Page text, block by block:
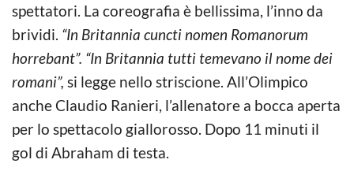
spettatori. La coreografia è bellissima, l’inno da
brividi. “In Britannia cuncti nomen Romanorum
horrebant”. “In Britannia tutti temevano il nome dei
romani”, si legge nello striscione. All’Olimpico
anche Claudio Ranieri, l’allenatore a bocca aperta
per lo spettacolo giallorosso. Dopo 11 minuti il
gol di Abraham di testa.